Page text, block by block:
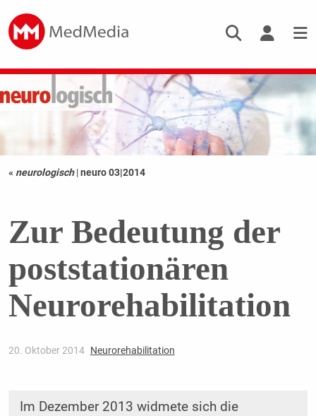
« neurologisch |neuro 03|2014
Zur Bedeutung der
poststationären
Neurorehabilitation
20. Oktober 2014 Neurorehabilitation
Im Dezember 2013 widmete sich die